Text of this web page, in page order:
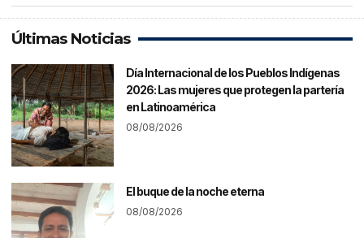
Últimas Noticias
Día Internacional de los Pueblos Indígenas
2026: Las mujeres que protegen la partería
en Latinoamérica
08/08/2026
El buque de la noche eterna
08/08/2026